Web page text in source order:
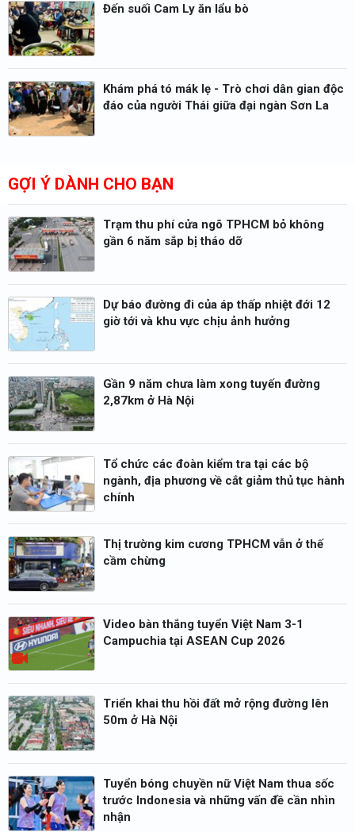
Đến suối Cam Ly ăn lẩu bò
Khám phá tó mák lẹ - Trò chơi dân gian độc
đáo của người Thái giữa đại ngàn Sơn La
GỢI Ý DÀNH CHO BẠN
Trạm thu phí cửa ngõ TPHCM bỏ không
gần 6 năm sắp bị tháo dỡ
Dự báo đường đi của áp thấp nhiệt đới 12
giờ tới và khu vực chịu ảnh hưởng
Gần 9 năm chưa làm xong tuyến đường
2,87km ở Hà Nội
Tổ chức các đoàn kiểm tra tại các bộ
ngành, địa phương về cắt giảm thủ tục hành
chính
Thị trường kim cương TPHCM vẫn ở thế
cầm chừng
Video bàn thắng tuyển Việt Nam 3-1
Campuchia tại ASEAN Cup 2026
Triển khai thu hồi đất mở rộng đường lên
50m ở Hà Nội
Tuyển bóng chuyền nữ Việt Nam thua sốc
trước Indonesia và những vấn đề cần nhìn
nhận